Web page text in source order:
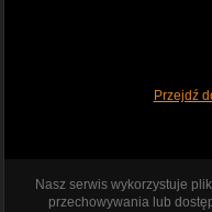
Przejdź
Nasz serwis wykorzystuje
przechowywania lub